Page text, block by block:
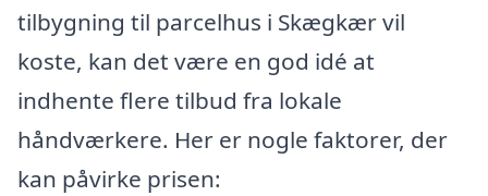
tilbygning til parcelhus i Skægkær vil
koste, kan det være en god idé at
indhente flere tilbud fra lokale
håndværkere. Her er nogle faktorer, der
kan påvirke prisen: